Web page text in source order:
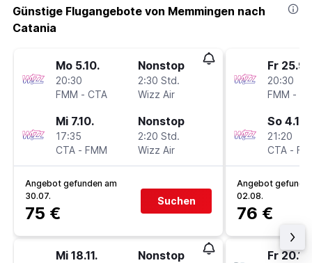
Günstige Flugangebote von Memmingen nach
Catania
Mo 5.10.
20:30
FMM - CTA
Nonstop
2:30 Std.
Wizz Air
Mi 7.10.
17:35
CTA - FMM
Nonstop
2:20 Std.
Wizz Air
Angebot gefunden am
30.07.
75 €
Suchen
Mi 18.11. Nonstop
Fr 25.9.
20:30
FMM -
So 4.10.
21:20
CTA -
Angebot
02.08.
76 €
Fr 20.11.